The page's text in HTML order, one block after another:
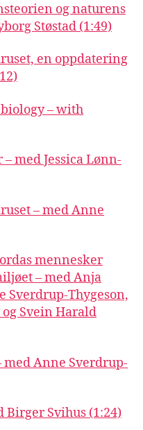
og naturens
Støstad (1:49)
en oppdatering
– with
med Jessica Lønn-
– med Anne
mennesker
– med Anja
Sverdrup-Thygeson,
Svein Harald
med Anne Sverdrup-
Birger Svihus (1:24)